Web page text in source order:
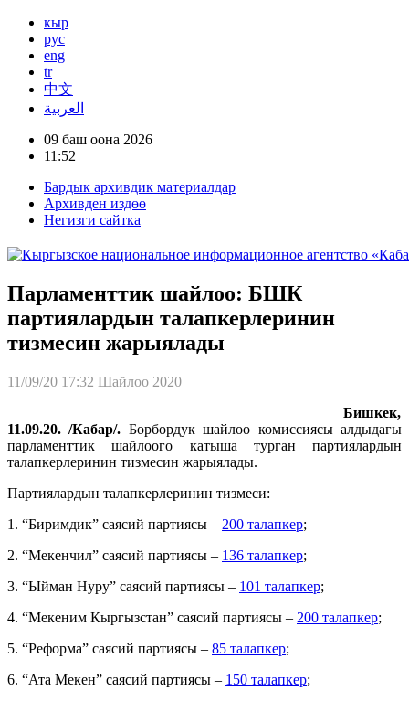
кыр
рус
eng
tr
中文
العربية
09 баш оона 2026
11:52
Бардык архивдик материалдар
Архивден издөө
Негизги сайтка
Парламенттик шайлоо: БШК
партиялардын талапкерлеринин
тизмесин жарыялады
11/09/20 17:32 Шайлоо 2020
Бишкек,
11.09.20. /Кабар/. Борбордук шайлоо комиссиясы алдыдагы
парламенттик шайлоого катыша турган партиялардын
талапкерлеринин тизмесин жарыялады.
Партиялардын талапкерлеринин тизмеси:
1. “Биримдик” саясий партиясы – 200 талапкер;
2. “Мекенчил” саясий партиясы – 136 талапкер;
3. “Ыйман Нуру” саясий партиясы – 101 талапкер;
4. “Мекеним Кыргызстан” саясий партиясы – 200 талапкер;
5. “Реформа” саясий партиясы – 85 талапкер;
6. “Ата Мекен” саясий партиясы – 150 талапкер;